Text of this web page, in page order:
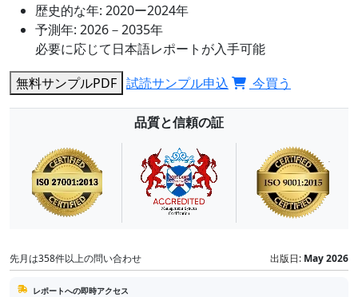
歴史的な年: 2020ー2024年
予測年: 2026－2035年
必要に応じて日本語レポートが入手可能
無料サンプルPDF 試読サンプル申込 今買う
品質と信頼の証
先月は358件以上の問い合わせ 出版日: May 2026
レポートへの即時アクセス